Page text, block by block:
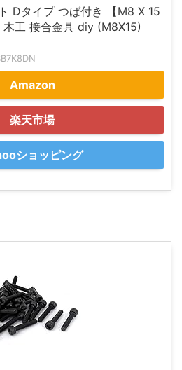
Dタイプ つば付き 【M8 X 15
工 接合金具 diy (M8X15)
Amazon
楽天市場
ショッピング